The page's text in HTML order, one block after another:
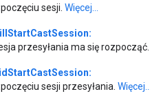
sesji. Więcej...
przesyłania ma się rozpocząć.
sesji przesyłania. Więcej...